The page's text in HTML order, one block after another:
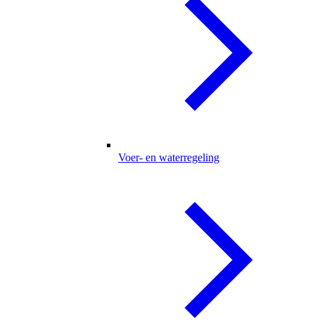
Voer- en waterregeling